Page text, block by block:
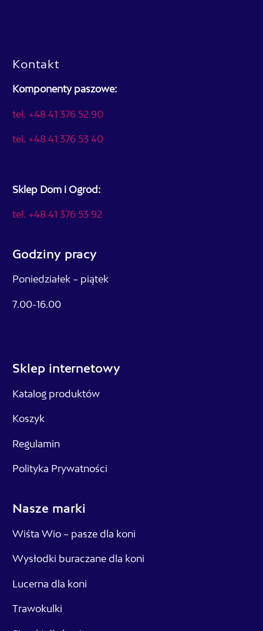
Kontakt
Komponenty paszowe:
tel. +48 41 376 52 90
tel. +48 41 376 53 40
Sklep Dom i Ogród:
tel. +48 41 376 53 92
Godziny pracy
Poniedziałek – piątek
7.00-16.00
Sklep internetowy
Katalog produktów
Koszyk
Regulamin
Polityka Prywatności
Nasze marki
Wiśta Wio – pasze dla koni
Wysłodki buraczane dla koni
Lucerna dla koni
Trawokulki